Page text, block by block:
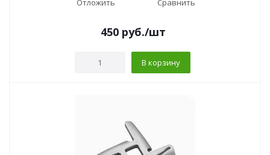
Отложить Сравнить
450руб./шт
В корзину